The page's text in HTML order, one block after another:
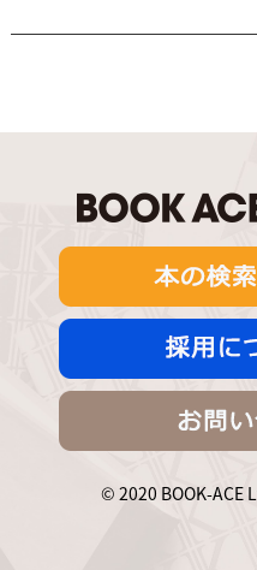
© 2020 BOOK-ACE